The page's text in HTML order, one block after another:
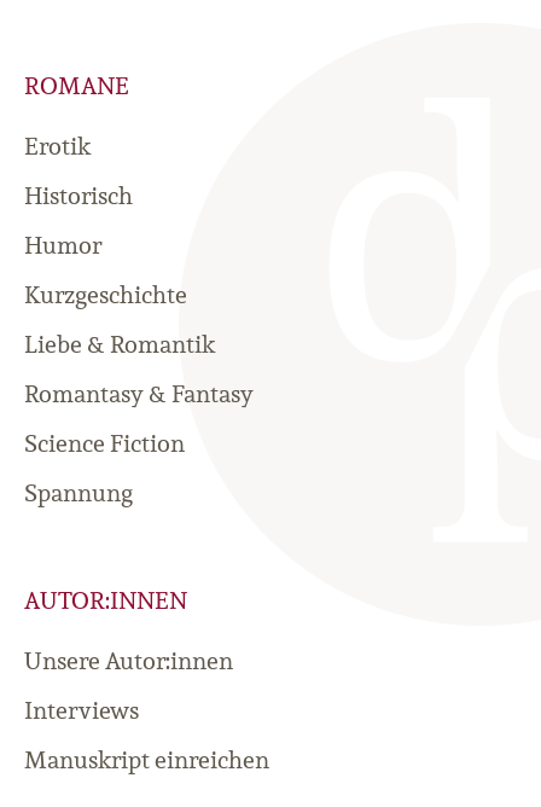
ROMANE
Erotik
Historisch
Humor
Kurzgeschichte
Liebe & Romantik
Romantasy & Fantasy
Science Fiction
Spannung
AUTOR:INNEN
Unsere Autor:innen
Interviews
Manuskript einreichen